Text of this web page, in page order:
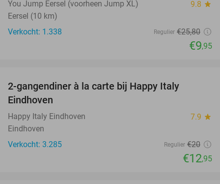
You Jump Eersel (voorheen Jump XL) 9.8 star
Eersel (10 km)
Verkocht: 1.338
Regulier €25,80
€9,95
2-gangendiner à la carte bij Happy Italy
Eindhoven
Happy Italy Eindhoven 7.9 star
Eindhoven
Verkocht: 3.285
Regulier €20
€12,95